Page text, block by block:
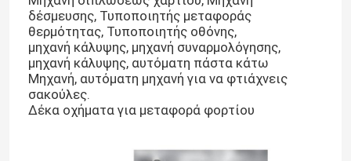
δέσμευσης, Τυποποιητής μεταφοράς
θερμότητας, Τυποποιητής οθόνης,
μηχανή κάλυψης, μηχανή συναρμολόγησης,
μηχανή κάλυψης, αυτόματη πάστα κάτω
Μηχανή, αυτόματη μηχανή για να φτιάχνεις
σακούλες.
Δέκα οχήματα για μεταφορά φορτίου